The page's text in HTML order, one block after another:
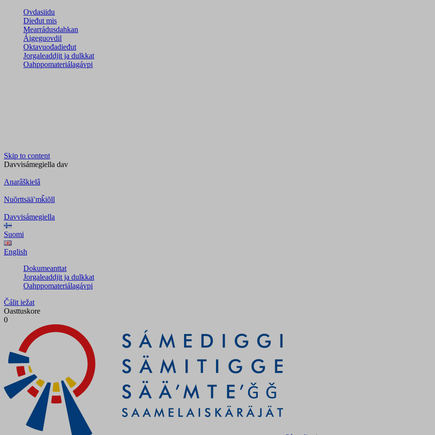
Ovdasiidu
Dieđut mis
Mearrádusdahkan
Áigeguovdil
Oktavuođadieđut
Jorgaleaddjit ja dulkkat
Oahppomateriálagávpi
Skip to content
Davvisámegiella dav
Anarâškielâ
Nuõrttsääʹmǩiõll
Davvisámegiella
Suomi
English
Dokumeanttat
Jorgaleaddjit ja dulkkat
Oahppomateriálagávpi
Čálit iežat
Oasttuskore
0